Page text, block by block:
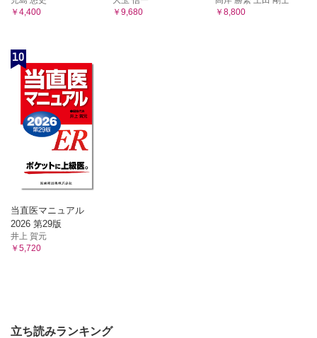
￥4,400
￥9,680
￥8,800
10
当直医マニュアル
2026 第29版
井上 賀元
￥5,720
立ち読みランキング